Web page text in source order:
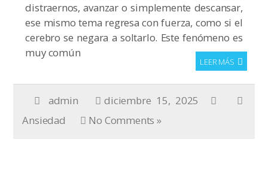
distraernos, avanzar o simplemente descansar,
ese mismo tema regresa con fuerza, como si el
cerebro se negara a soltarlo. Este fenómeno es
muy común
LEER MÁS
admin
diciembre 15, 2025
Ansiedad
No Comments »